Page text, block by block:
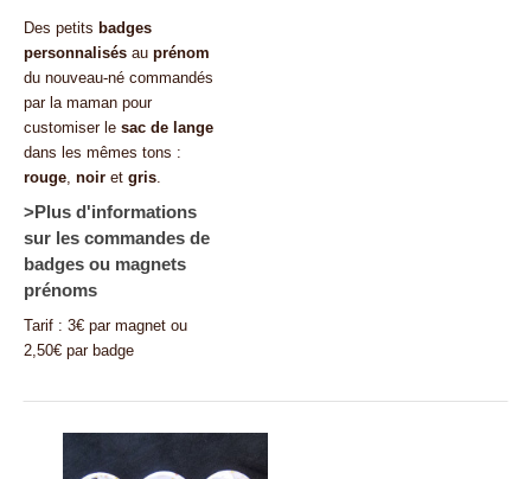
Des petits badges
personnalisésau prénom
du nouveau-né commandés
par la maman pour
customiser le sac de lange
dans les mêmes tons :
rouge, noiret gris.
>Plus d'informations
sur les commandes de
badgesou magnets
prénoms
Tarif : 3€ par magnet ou
2,50€ par badge